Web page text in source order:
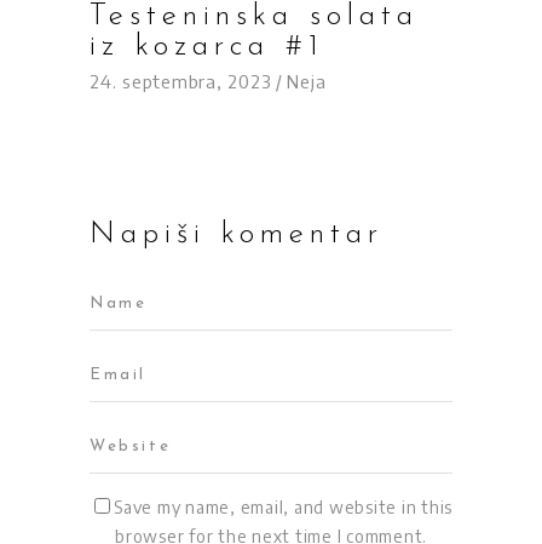
Testeninska solata
iz kozarca #1
24. septembra, 2023 Neja
Napiši komentar
Save my name, email, and website in this
browser for the next time I comment.